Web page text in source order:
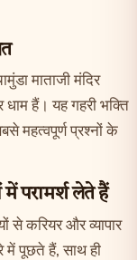
माताजी मंदिर
धाम हैं। यह गहरी भक्ति
महत्वपूर्ण प्रश्नों के
परामर्श लेते हैं
से करियर और व्यापार
में पूछते हैं, साथ ही